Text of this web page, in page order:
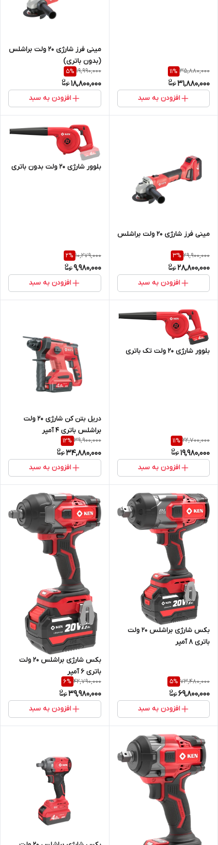
35,880,000
11%
31,880,000
افزودن به سبد
مینی فرز شارژی 20 ولت براشلس
(بدون باتری)
19,990,000
5%
18,800,000
افزودن به سبد
مینی فرز شارژی 20 ولت براشلس
29,900,000
3%
28,800,000
افزودن به سبد
بلوور شارژی 20 ولت بدون باتری
10,279,000
2%
9,980,000
افزودن به سبد
بلوور شارژی 20 ولت تک باتری
22,700,000
11%
19,980,000
افزودن به سبد
دریل بتن کن شارژی 20 ولت
براشلس باتری 4 آمپر
39,900,000
12%
34,880,000
افزودن به سبد
بکس شارژی براشلس 20 ولت
باتری 8 آمپر
73,480,000
5%
69,800,000
افزودن به سبد
بکس شارژی براشلس 20 ولت
باتری 6 آمپر
42,790,000
6%
39,980,000
افزودن به سبد